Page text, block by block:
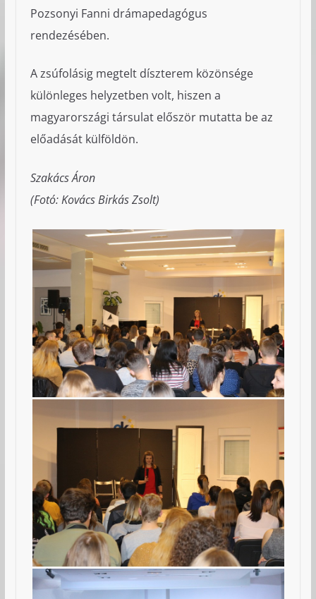
Pozsonyi Fanni drámapedagógus
rendezésében.
A zsúfolásig megtelt díszterem közönsége
különleges helyzetben volt, hiszen a
magyarországi társulat először mutatta be az
előadását külföldön.
Szakács Áron
(Fotó: Kovács Birkás Zsolt)